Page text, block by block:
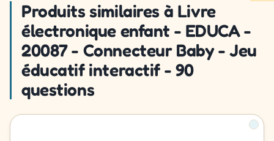
Produits similaires à Livre
électronique enfant - EDUCA -
20087 - Connecteur Baby - Jeu
éducatif interactif - 90
questions